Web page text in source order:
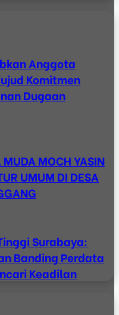
Anggota
Komitmen
Dugaan
MOCH YASIN
UMUM DI DESA
Surabaya:
Banding Perdata
Keadilan